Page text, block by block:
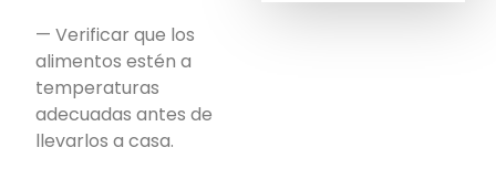
— Verificar que los
alimentos estén a
temperaturas
adecuadas antes de
llevarlos a casa.